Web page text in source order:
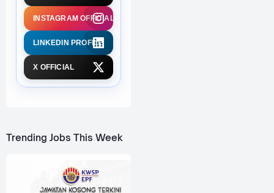
INSTAGRAM OFFICIAL
LINKEDIN PROFILE
X OFFICIAL
Trending Jobs This Week